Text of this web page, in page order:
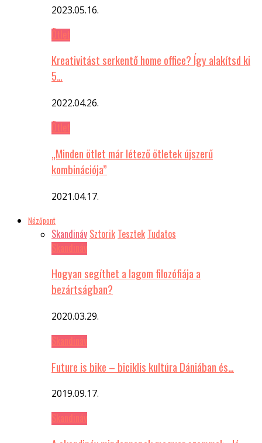
2023.05.16.
Kreativitást serkentő home office? Így alakítsd ki
5…
2022.04.26.
„Minden ötlet már létező ötletek újszerű
kombinációja”
2021.04.17.
Nézőpont
Skandináv Sztorik Tesztek Tudatos
Hogyan segíthet a lagom filozófiája a
bezártságban?
2020.03.29.
Future is bike – biciklis kultúra Dániában és…
2019.09.17.